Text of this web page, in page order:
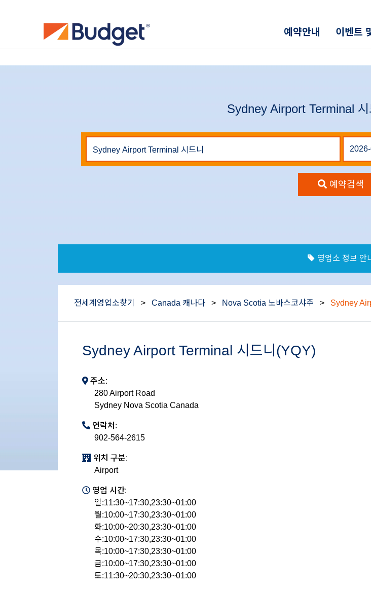
예약안내 이벤트
Sydney Airport Terminal
예약검색
영업소 정보 안
전세계영업소찾기 > Canada 캐나다 > Nova Scotia 노바스코샤주 > Sydney
Sydney Airport Terminal 시드니(YQY)
주소:
280 Airport Road
Sydney Nova Scotia Canada
연락처:
902-564-2615
위치 구분:
Airport
영업 시간:
일:11:30~17:30,23:30~01:00
월:10:00~17:30,23:30~01:00
화:10:00~20:30,23:30~01:00
수:10:00~17:30,23:30~01:00
목:10:00~17:30,23:30~01:00
금:10:00~17:30,23:30~01:00
토:11:30~20:30,23:30~01:00